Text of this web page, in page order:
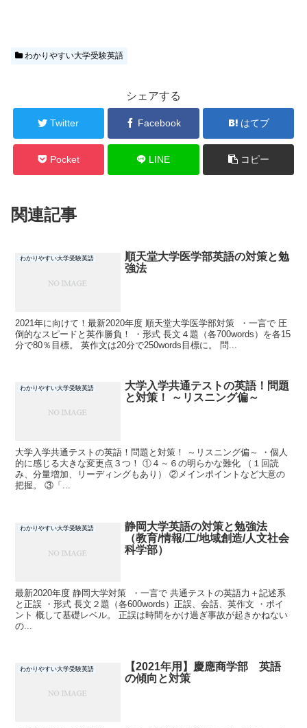
わかりやすい大学受験英語
シェアする
Twitter Facebook はてブ
Pocket LINE コピー
関連記事
わかりやすい大学受験英語
順天堂大学医学部英語の対策と勉
強法
2021年に向けて！最新2020年度 順天堂大学医学部対策 ・一言で 圧
倒的なスピードと英作勝負！ ・形式 長文４題（各700words）を各15
分で80％目標。 英作文は20分で250words目標に。 問...
わかりやすい大学受験英語
大学入学共通テストの英語！問題
と対策！ ～リスニング偏～
大学入学共通テストの英語！問題と対策！ ～リスニング偏～ ・個人
的に感じる大きな変更点３つ！ ①４～６の明らかな難化 （１回読
み、分量増加、リーディングもあり） ②メインポイントなど大意の
把握。 ③「...
わかりやすい大学受験英語
静岡大学英語の対策と勉強法
（教育/情報/工/地域創造/人文社会
科学部）
最新2020年度 静岡大学対策 ・一言で 共通テストの英語力＋記述系
と正誤 ・形式 長文２題（各600words）正誤、会話、英作文 ・ポイ
ント 概して基礎レベル。 正誤は時間をかけ過ぎ事故が起きかねない
の...
わかりやすい大学受験英語
【2021年用】慶應商学部 英語
の傾向と対策